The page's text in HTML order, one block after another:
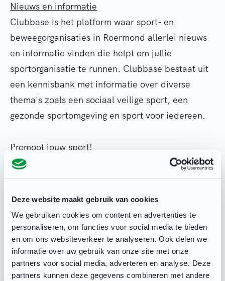
Deze website maakt gebruik van cookies
We gebruiken cookies om content en advertenties te
personaliseren, om functies voor social media te bieden
en om ons websiteverkeer te analyseren. Ook delen we
informatie over uw gebruik van onze site met onze
partners voor social media, adverteren en analyse. Deze
partners kunnen deze gegevens combineren met andere
Nieuws en informatie
Clubbase is het platform waar sport- en
beweegorganisaties in Roermond allerlei nieuws
en informatie vinden die helpt om jullie
sportorganisatie te runnen. Clubbase bestaat uit
een kennisbank met informatie over diverse
thema's zoals een sociaal veilige sport, een
gezonde sportomgeving en sport voor iedereen.
Promoot jouw sport!
Met het clubprofiel op
www.roermondsport.nl
bereik je de bezoekers van het platform, die op
zoek zijn naar een sport- of beweegactiviteit in
de gemeente. Want
www.roermondsport.nl
platform dat inwoners en sport- en
beweegaanbieders in de gemeente samenbrengt.
Hierop kan je zeer eenvoudig sport- en
beweegaanbod aanmaken en vervolgens